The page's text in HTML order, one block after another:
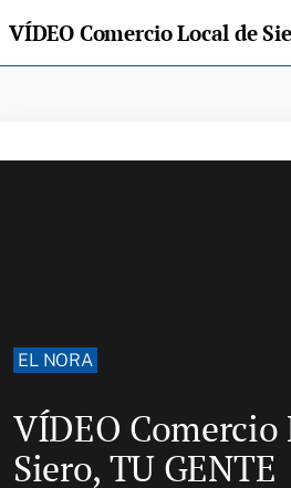
VÍDEO Comercio Local de
EL NORA
VÍDEO Comercio
Siero, TU GENTE